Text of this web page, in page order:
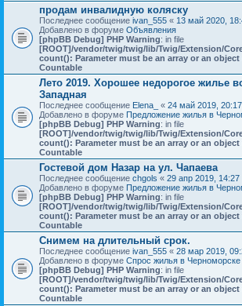
продам инвалидную коляску
Последнее сообщение ivan_555 « 13 май 2020,
Добавлено в форуме Объявления
[phpBB Debug] PHP Warning: in file
[ROOT]/vendor/twig/twig/lib/Twig/Extension/
count(): Parameter must be an array or an
Countable
Лето 2019. Хорошее недорогое жилье
Западная
Последнее сообщение Elena_ « 24 май 2019, 20:17
Добавлено в форуме Предложение жилья в
[phpBB Debug] PHP Warning: in file
[ROOT]/vendor/twig/twig/lib/Twig/Extension/
count(): Parameter must be an array or an
Countable
Гостевой дом Назар на ул. Чапаева
Последнее сообщение chgols « 29 апр 2019, 14:27
Добавлено в форуме Предложение жилья в
[phpBB Debug] PHP Warning: in file
[ROOT]/vendor/twig/twig/lib/Twig/Extension/
count(): Parameter must be an array or an
Countable
Снимем на длительный срок.
Последнее сообщение ivan_555 « 28 мар 2019,
Добавлено в форуме Спрос жилья в Черноморске
[phpBB Debug] PHP Warning: in file
[ROOT]/vendor/twig/twig/lib/Twig/Extension/
count(): Parameter must be an array or an
Countable